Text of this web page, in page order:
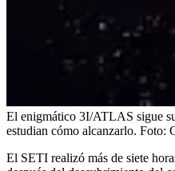
El enigmático 3I/ATLAS sigue
estudian cómo alcanzarlo. Foto:
El SETI realizó más de siete